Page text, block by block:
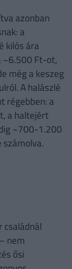
azonban
a
kilós ára
~6.500 Ft-ot,
még a keszeg
A halászlé
régebben: a
a haltejért
~700-1.200
családnál
nem
ősi